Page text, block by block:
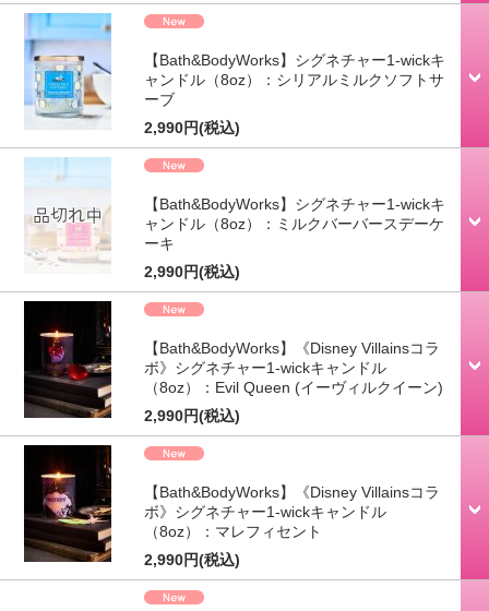
【Bath&BodyWorks】シグネチャー1-wickキ
ャンドル（8oz）：シリアルミルクソフトサ
ーブ
2,990円(税込)
【Bath&BodyWorks】シグネチャー1-wickキ
ャンドル（8oz）：ミルクバーバースデーケ
ーキ
2,990円(税込)
【Bath&BodyWorks】《Disney Villainsコラ
ボ》シグネチャー1-wickキャンドル
（8oz）：Evil Queen (イーヴィルクイーン)
2,990円(税込)
【Bath&BodyWorks】《Disney Villainsコラ
ボ》シグネチャー1-wickキャンドル
（8oz）：マレフィセント
2,990円(税込)